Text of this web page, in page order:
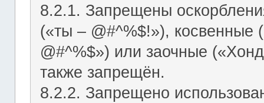
8.2.1. Запрещены
(«ты – @#^%$!»), косвенные
@#^%$») или заочные
также запрещён.
8.2.2. Запрещено